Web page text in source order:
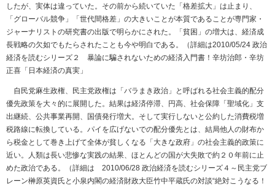
したが、実体は違っていた。その前から続いていた「格差拡大」は止まり、
「グローバル競争」「世代間格差」の大きいことが本質であることが専門家・
ジャーナリストの研究書の出版で明らかにされた。「貧困」の増大は、経済成
長戦略の欠如でもたらされたことも今や明白である。（詳細は2010/05/24 政治
経済を読むシリーズ２ 暴論に騙されないための経済入門書！辛坊治郎・辛坊
正喜「日本経済の真実」
自民党麻生政権、民主党政権は「バラまき政治」と呼ばれる社会主義的配分
優先政策を大々的に展開した。結果は経済停滞、円高、社会保障「聖域化」支
出継続、公共事業再開、国債発行増大。そして実行しないと公約した消費税増
税路線に転換している。パイを広げないでの配分優先とは、結局他人の財布か
ら税金として巻き上げて全体が貧しくなる「大きな政府」の社会主義的政策に
近い。人類は長い悲惨な実践の結果、ほとんどの国が大失敗で約２０年前に止
めた政治である。（詳細は 2010/06/28 政治経済を読むシリーズ４～民主党ブ
レーン榊原英資氏と小泉内閣の経済財政大臣竹中平蔵氏の対談“絶対こうなる！